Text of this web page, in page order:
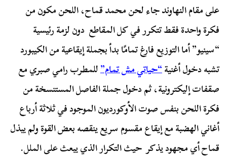
على مقام النهاوند جاء لحن محمد قماح، اللحن مكون من
فكرة واحدة فقط تتكرر في كل المقاطع دون لزمة رئيسية
“سينيو” أما التوزيع فارغ تمامًا بدأ بجملة إيقاعية من الكيبورد
تشبه دخول أغنية“حياتي مش تمام”للمطرب رامي صبري مع
صقفات إليكترونية، ثم دخول جملة الفاصل المستنسخة من
فكرة اللحن بنفس صوت الأوكورديون الموجود في ثلاثة أرباع
أغاني الهضبة مع إيقاع مقسوم سريع ينقصه بعض القوة ولم يبذل
قماح أي مجهود يذكر حيث التكرار الذي يبعث على الملل.